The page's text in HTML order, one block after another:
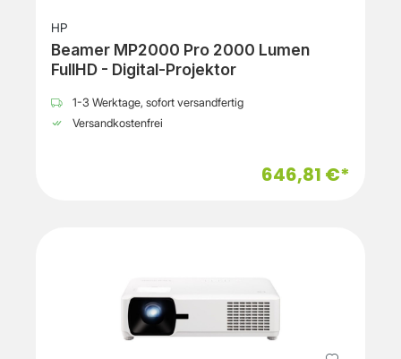
HP
Beamer MP2000 Pro 2000 Lumen
FullHD - Digital-Projektor
1-3 Werktage, sofort versandfertig
Versandkostenfrei
646,81 €*